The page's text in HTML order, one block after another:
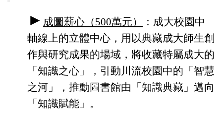
► 成圖薪心（500萬元）
：成大校園中
軸線上的立體中心，用以典藏成大師生創
作與研究成果的場域，將收藏特屬成大的
「知識之心」，引動川流校園中的「智慧
之河」，推動圖書館由「知識典藏」邁向
「知識賦能」。